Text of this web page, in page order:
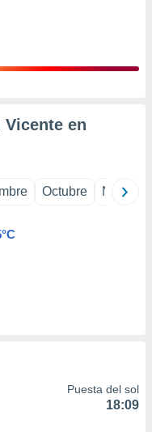
Vicente en
Octubre
Puesta del sol
18:09